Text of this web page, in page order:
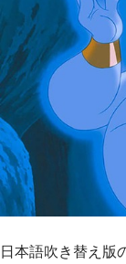
日本語吹き替え版